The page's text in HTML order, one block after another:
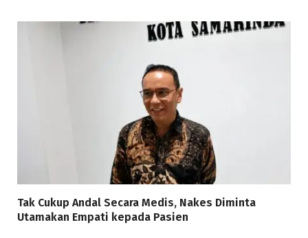
Tak Cukup Andal Secara Medis, Nakes Diminta
Utamakan Empati kepada Pasien